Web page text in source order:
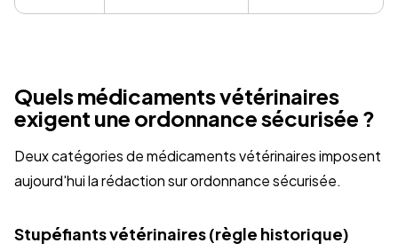
Quels médicaments vétérinaires
exigent une ordonnance sécurisée ?
Deux catégories de médicaments vétérinaires imposent
aujourd'hui la rédaction sur ordonnance sécurisée.
Stupéfiants vétérinaires (règle historique)